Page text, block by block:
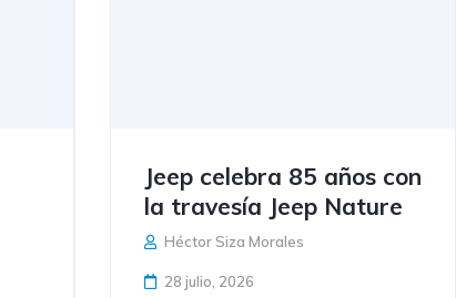
Jeep celebra 85 años con
la travesía Jeep Nature
Héctor Siza Morales
28 julio, 2026